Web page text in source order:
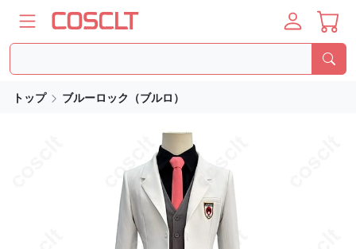
トップ ブルーロック（ブルロ）